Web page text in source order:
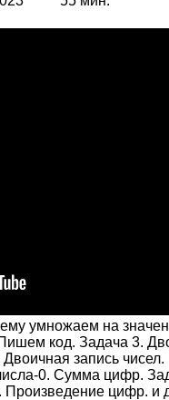
умножаем на
код. Задача 3.
запись
0. Сумма цифр.
Произведение цифр. и